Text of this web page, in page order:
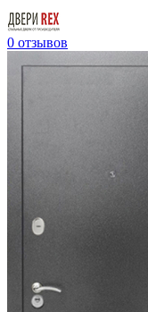
0 отзывов